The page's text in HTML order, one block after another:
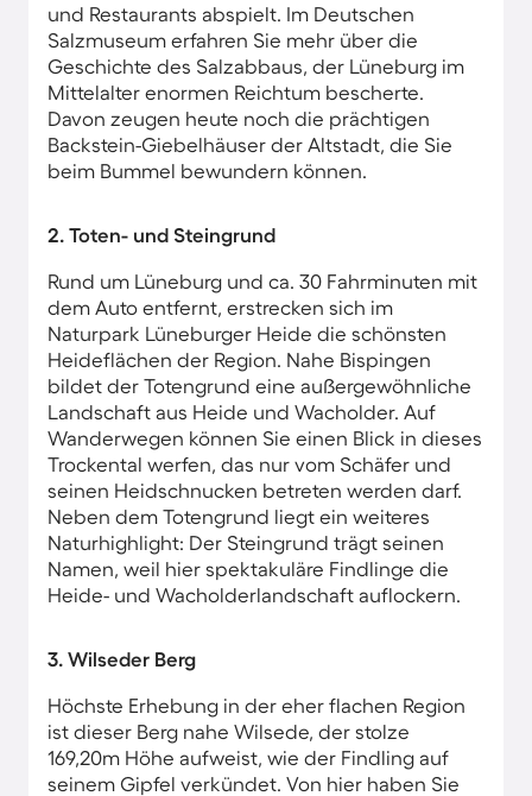
und Restaurants abspielt. Im Deutschen
Salzmuseum erfahren Sie mehr über die
Geschichte des Salzabbaus, der Lüneburg im
Mittelalter enormen Reichtum bescherte.
Davon zeugen heute noch die prächtigen
Backstein-Giebelhäuser der Altstadt, die Sie
beim Bummel bewundern können.
2. Toten- und Steingrund
Rund um Lüneburg und ca. 30 Fahrminuten mit
dem Auto entfernt, erstrecken sich im
Naturpark Lüneburger Heide die schönsten
Heideflächen der Region. Nahe Bispingen
bildet der Totengrund eine außergewöhnliche
Landschaft aus Heide und Wacholder. Auf
Wanderwegen können Sie einen Blick in dieses
Trockental werfen, das nur vom Schäfer und
seinen Heidschnucken betreten werden darf.
Neben dem Totengrund liegt ein weiteres
Naturhighlight: Der Steingrund trägt seinen
Namen, weil hier spektakuläre Findlinge die
Heide- und Wacholderlandschaft auflockern.
3. Wilseder Berg
Höchste Erhebung in der eher flachen Region
ist dieser Berg nahe Wilsede, der stolze
169,20m Höhe aufweist, wie der Findling auf
seinem Gipfel verkündet. Von hier haben Sie